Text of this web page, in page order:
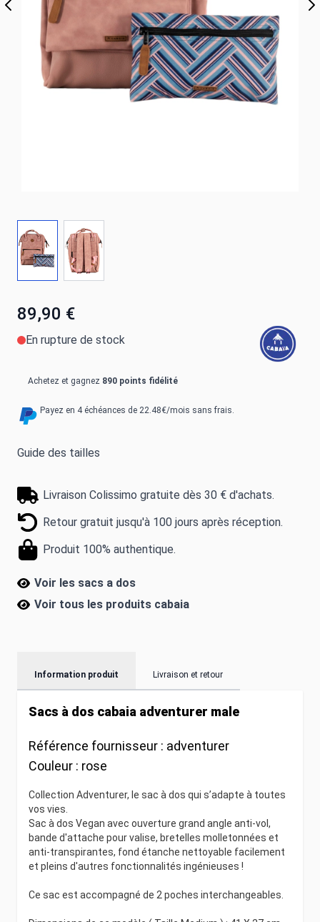
89,90 €
En rupture de stock
Achetez et gagnez 890 points fidélité
Payez en 4 échéances de 22.48€/mois sans frais.
Guide des tailles
Livraison Colissimo gratuite dès 30 € d'achats.
Retour gratuit jusqu'à 100 jours après réception.
Produit 100% authentique.
Voir les sacs a dos
Voir tous les produits cabaia
Information produit Livraison et retour
Sacs à dos cabaia adventurer male
Référence fournisseur : adventurer
Couleur : rose
Collection Adventurer, le sac à dos qui s’adapte à toutes
vos vies.
Sac à dos Vegan avec ouverture grand angle anti-vol,
bande d'attache pour valise, bretelles molletonnées et
anti-transpirantes, fond étanche nettoyable facilement
et pleins d'autres fonctionnalités ingénieuses !
Ce sac est accompagné de 2 poches interchangeables.